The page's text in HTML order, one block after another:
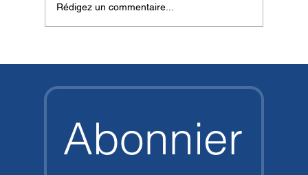
Rédigez un commentaire...
Abonnier